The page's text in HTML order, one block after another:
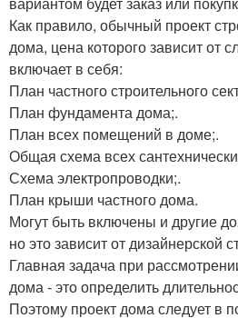
Как правило, обычный проект
дома, цена которого зависит от
включает в себя:
План частного строительного
План фундамента дома;.
План всех помещений в доме;.
Общая схема всех
Схема электропроводки;.
План крыши частного дома.
Могут быть включены и другие
но это зависит от дизайнерской
Главная задача при
дома - это определить
Поэтому проект дома следует в